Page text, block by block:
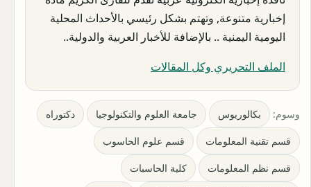
إخبارية متنوعة, وتهتم بشكل رئيسي بالأحداث المحلية
اليومية اليمنية .. بالإضافة للأخبار العربية والدولية..
الملف التحريري وكل المقالات
وسوم: بكالوريوس جامعة العلوم والتكنولوجيا دكتوراه
قسم تقنية المعلومات قسم علوم الحاسوب
قسم نظم المعلومات كلية الحاسبات